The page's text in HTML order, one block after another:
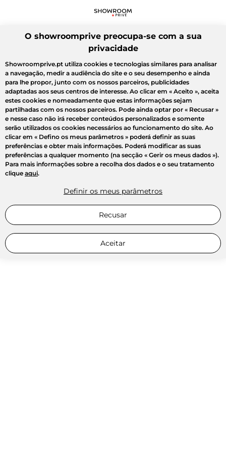
O showroomprive preocupa-se com a sua
privacidade
Showroomprive.pt utiliza cookies e tecnologias similares para analisar
a navegação, medir a audiência do site e o seu desempenho e ainda
para lhe propor, junto com os nossos parceiros, publicidades
adaptadas aos seus centros de interesse. Ao clicar em « Aceito », aceita
estes cookies e nomeadamente que estas informações sejam
partilhadas com os nossos parceiros. Pode ainda optar por « Recusar »
e nesse caso não irá receber conteúdos personalizados e somente
serão utilizados os cookies necessários ao funcionamento do site. Ao
clicar em « Defino os meus parâmetros » poderá definir as suas
preferências e obter mais informações. Poderá modificar as suas
preferências a qualquer momento (na secção « Gerir os meus dados »).
Para mais informações sobre a recolha dos dados e o seu tratamento
clique aqui.
Definir os meus parâmetros
Recusar
Aceitar